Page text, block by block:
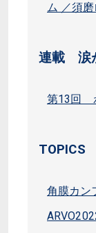
ム ／須
連載 涙
第13回
TOPICS
角膜カン